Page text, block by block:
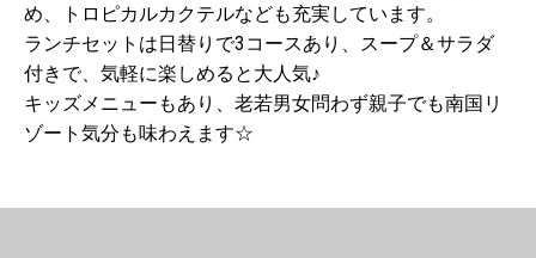
め、トロピカルカクテルなども充実しています。
ランチセットは日替りで3コースあり、スープ＆サラダ
付きで、気軽に楽しめると大人気♪
キッズメニューもあり、老若男女問わず親子でも南国リ
ゾート気分も味わえます☆